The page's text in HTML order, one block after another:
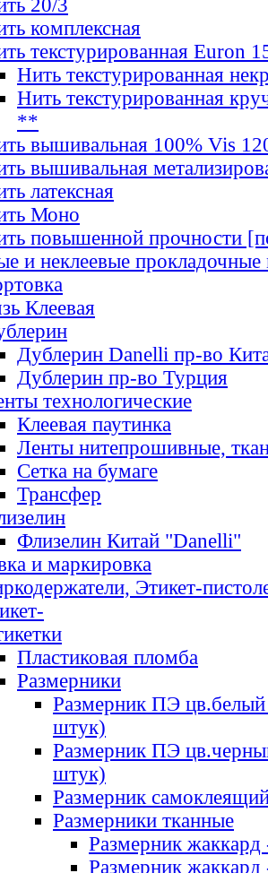
20/3
комплексная
текстурированная Euron
Нить текстурированная
Нить текстурированная
**
вышивальная 100% Vis
вышивальная
латексная
Моно
повышенной прочности
и неклеевые прокладочные
Клеевая
Дублерин Danelli пр-во
Дублерин пр-во Турция
технологические
Клеевая паутинка
Ленты нитепрошивные,
Сетка на бумаге
Трансфер
Флизелин Китай "Danelli"
и маркировка
Этикет-
Пластиковая пломба
Размерники
Размерник ПЭ цв.белый
штук)
Размерник ПЭ
штук)
Размерник
Размерники тканные
Размерник
Размерник